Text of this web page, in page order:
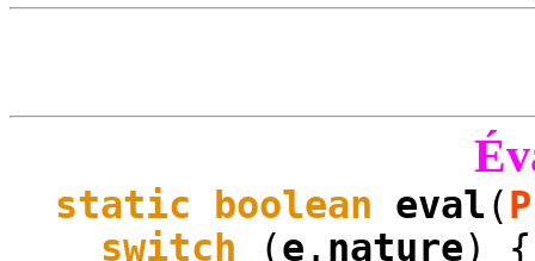
static boolean eval(
switch (e . nature) {